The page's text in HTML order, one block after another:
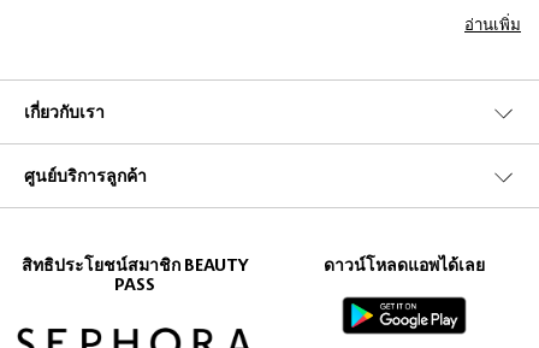
other beauty treatments, there’s no such thing as a bad session of me-time.
Saying that, there’s something about pampering your feet which puts all
make them feel so good? Beauty experts tell us that feet are the most
overused yet most ignored part of the body. Foot treatments have been to
When it comes to beautifying your feet, there’s a lot to be said for
pedicures and foot scrubs. Not only do these treatments feel luxurious and
dry, calloused skin can be embarrassing. It’s even worse in the summer
when you want to sport pretty dresses and sandals. Unruly toenails and
callouses don’t exactly scream ‘beach babe’, do they?
อ่านเพิ่ม
เกี่ยวกับเรา
ศูนย์บริการลูกค้า
สิทธิประโยชน์สมาชิก BEAUTY
PASS
ดาวน์โหลดแอพได้เลย